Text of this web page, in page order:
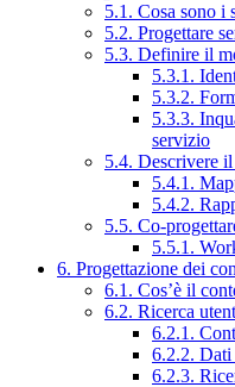
5.1. Cosa sono i
5.2. Progettare
5.3. Definire il
5.3.1.
5.3.2.
5.3.3.
servizio
5.4. Descrivere
5.4.1.
5.4.2.
5.5. Co-
5.5.1.
6. Progettazione dei
6.1. Cos’è il
6.2. Ricerca
6.2.1.
6.2.2. Dati
6.2.3.